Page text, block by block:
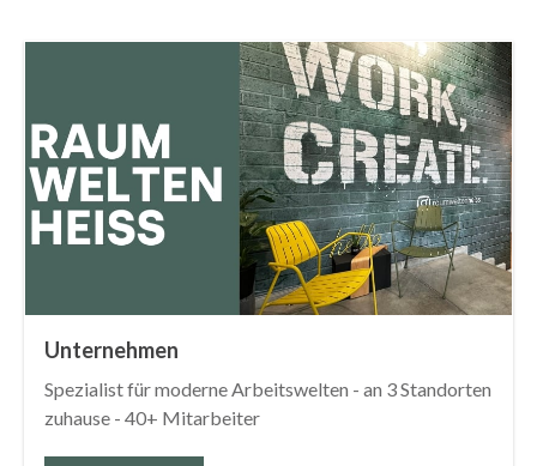
Unternehmen
Spezialist für moderne Arbeitswelten - an 3 Standorten
zuhause - 40+ Mitarbeiter